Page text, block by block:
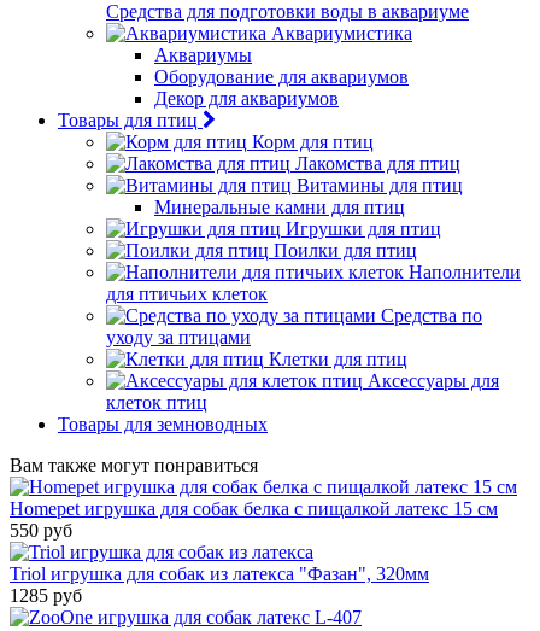
Средства для подготовки воды в аквариуме
Аквариумистика
Аквариумы
Оборудование для аквариумов
Декор для аквариумов
Товары для птиц
Корм для птиц
Лакомства для птиц
Витамины для птиц
Минеральные камни для птиц
Игрушки для птиц
Поилки для птиц
Наполнители
для птичьих клеток
Средства по
уходу за птицами
Клетки для птиц
Аксессуары для
клеток птиц
Товары для земноводных
Вам также могут понравиться
Homepet игрушка для собак белка с пищалкой латекс 15 см
550 руб
Triol игрушка для собак из латекса "Фазан", 320мм
1285 руб